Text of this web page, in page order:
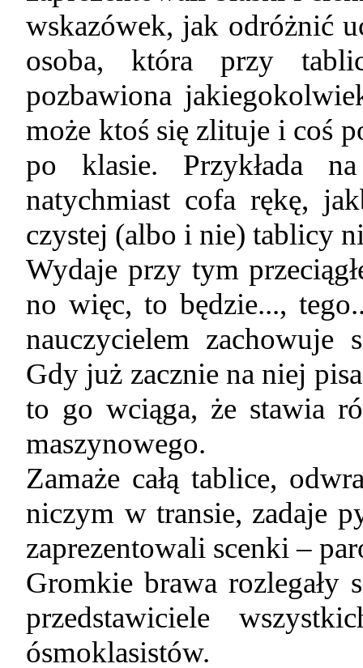
wskazówek, jak odróżnić
osoba, która przy
pozbawiona
może ktoś się zlituje i coś
po klasie. Przykłada
natychmiast cofa rękę,
czystej (albo i nie) tablicy
Wydaje przy tym
no więc, to będzie...,
nauczycielem zachowuje
Gdy już zacznie na niej
to go wciąga, że stawia
maszynowego.
Zamaże całą tablice,
niczym w transie, zadaje
zaprezentowali scenki –
Gromkie brawa rozlegały
przedstawiciele
ósmoklasistów.